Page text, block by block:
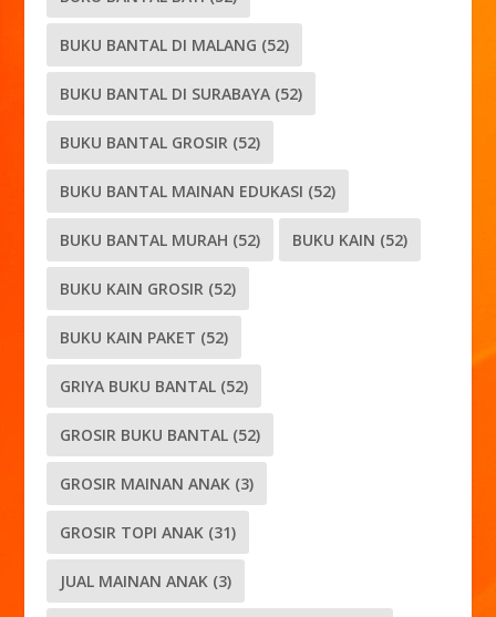
BUKU BANTAL DI MALANG (52)
BUKU BANTAL DI SURABAYA (52)
BUKU BANTAL GROSIR (52)
BUKU BANTAL MAINAN EDUKASI (52)
BUKU BANTAL MURAH (52) BUKU KAIN (52)
BUKU KAIN GROSIR (52)
BUKU KAIN PAKET (52)
GRIYA BUKU BANTAL (52)
GROSIR BUKU BANTAL (52)
GROSIR MAINAN ANAK (3)
GROSIR TOPI ANAK (31)
JUAL MAINAN ANAK (3)